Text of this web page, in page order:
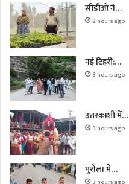
सीडीओ ने…
2 hours ago
नई टिहरी:…
3 hours ago
उत्तरकाशी में…
3 hours ago
पुरोला में…